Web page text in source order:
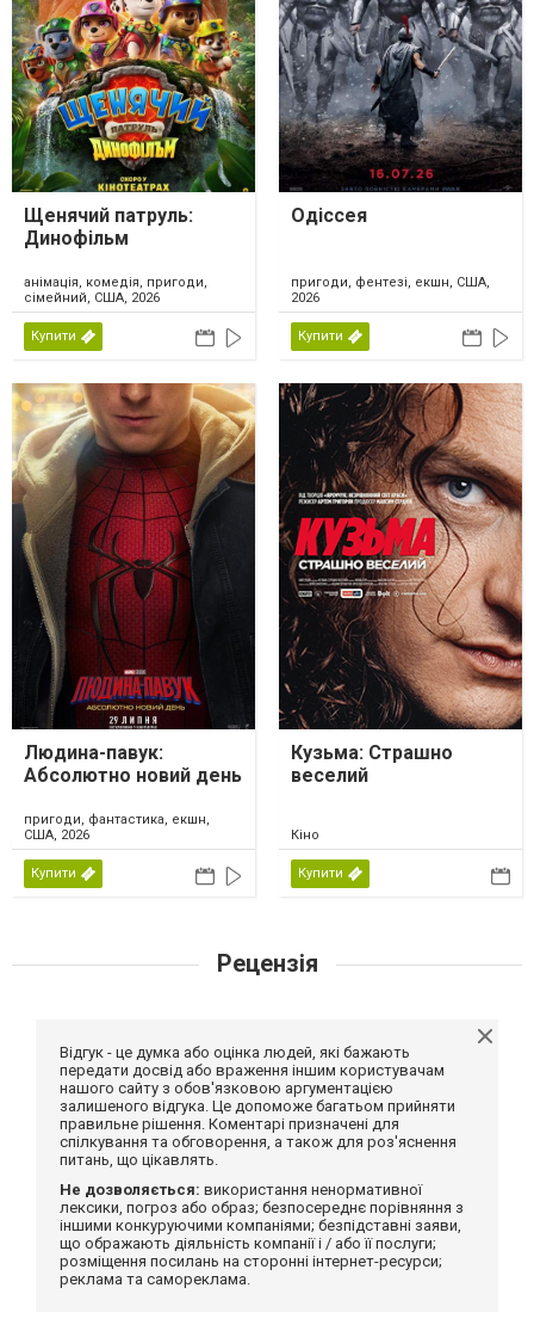
Щенячий патруль:
Динофільм
анімація, комедія, пригоди,
сімейний, США, 2026
Купити
Одіссея
пригоди, фентезі, екшн, США,
2026
Купити
Людина-павук:
Абсолютно новий день
пригоди, фантастика, екшн,
США, 2026
Купити
Кузьма: Страшно
веселий
Кіно
Купити
Рецензія
Відгук - це думка або оцінка людей, які бажають
передати досвід або враження іншим користувачам
нашого сайту з обов'язковою аргументацією
залишеного відгука. Це допоможе багатьом прийняти
правильне рішення. Коментарі призначені для
спілкування та обговорення, а також для роз'яснення
питань, що цікавлять.
Не дозволяється: використання ненормативної
лексики, погроз або образ; безпосереднє порівняння з
іншими конкуруючими компаніями; безпідставні заяви,
що ображають діяльність компанії і / або її послуги;
розміщення посилань на сторонні інтернет-ресурси;
реклама та самореклама.